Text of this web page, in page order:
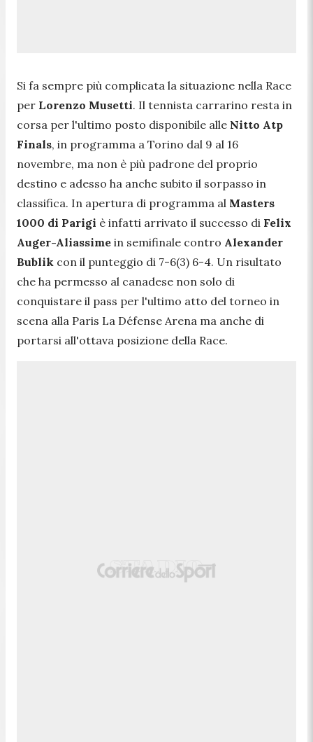
Si fa sempre più complicata la situazione nella Race
per Lorenzo Musetti. Il tennista carrarino resta in
corsa per l'ultimo posto disponibile alle Nitto Atp
Finals, in programma a Torino dal 9 al 16
novembre, ma non è più padrone del proprio
destino e adesso ha anche subito il sorpasso in
classifica. In apertura di programma al Masters
1000 di Parigi è infatti arrivato il successo di Felix
Auger-Aliassime in semifinale contro Alexander
Bublik con il punteggio di 7-6(3) 6-4. Un risultato
che ha permesso al canadese non solo di
conquistare il pass per l'ultimo atto del torneo in
scena alla Paris La Défense Arena ma anche di
portarsi all'ottava posizione della Race.